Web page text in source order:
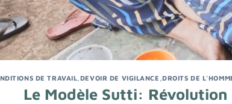
DE TRAVAIL DEVOIR DE VIGILANCE ,DROITS DE
Le Modèle Sutti: